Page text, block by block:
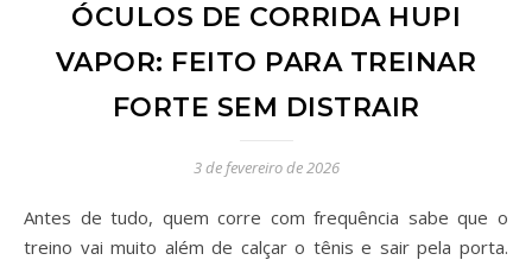
ÓCULOS DE CORRIDA HUPI
VAPOR: FEITO PARA TREINAR
FORTE SEM DISTRAIR
3 de fevereiro de 2026
Antes de tudo, quem corre com frequência sabe que o
treino vai muito além de calçar o tênis e sair pela porta.